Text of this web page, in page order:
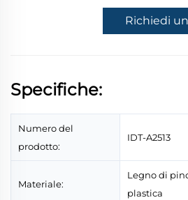
Richiedi un
Specifiche:
Numero del
prodotto:
IDT-A2513
Materiale:
Legno di
plastica